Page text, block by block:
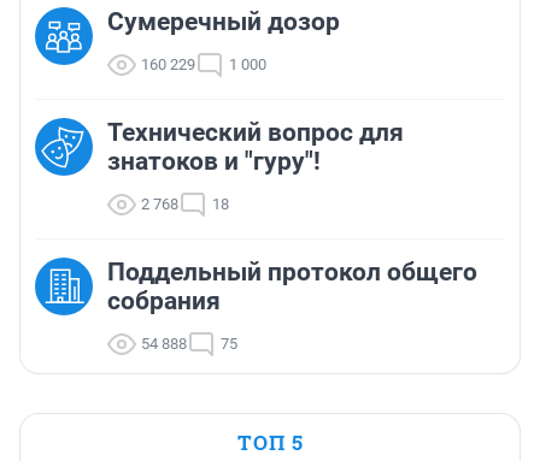
Сумеречный дозор
160 229 1 000
Технический вопрос для
знатоков и "гуру"!
2 768 18
Поддельный протокол общего
собрания
54 888 75
ТОП 5